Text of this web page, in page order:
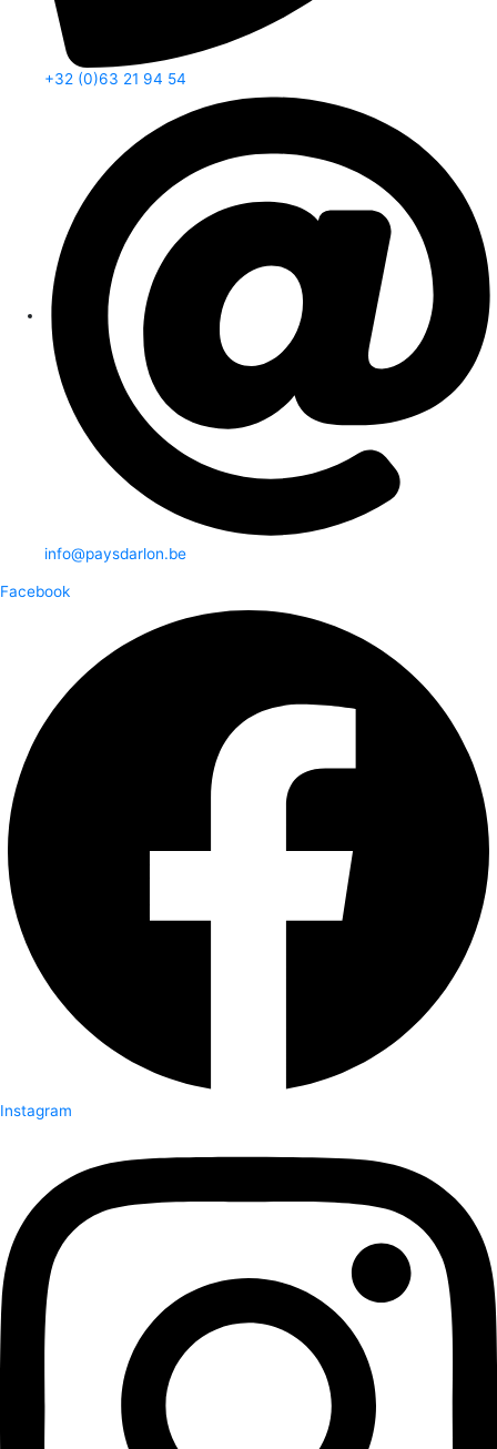
+32 (0)63 21 94 54
info@paysdarlon.be
Facebook
Instagram